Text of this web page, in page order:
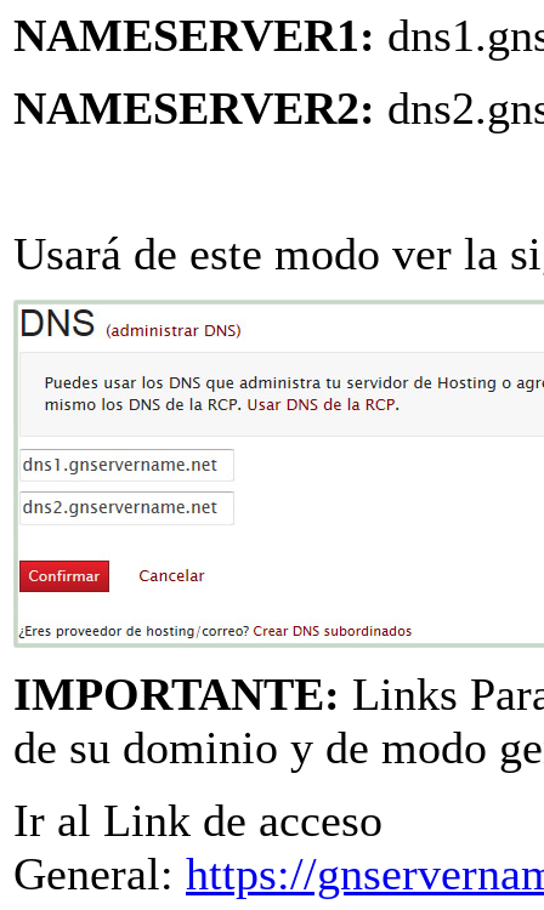
NAMESERVER1:
NAMESERVER2:
Usará de este modo ver la
IMPORTANTE: Links
de su dominio y de modo
Ir al Link de acceso
General: https://